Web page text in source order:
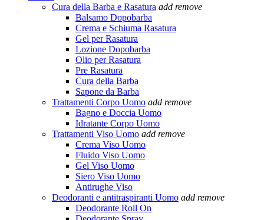
Cura della Barba e Rasatura add remove
Balsamo Dopobarba
Crema e Schiuma Rasatura
Gel per Rasatura
Lozione Dopobarba
Olio per Rasatura
Pre Rasatura
Cura della Barba
Sapone da Barba
Trattamenti Corpo Uomo add remove
Bagno e Doccia Uomo
Idratante Corpo Uomo
Trattamenti Viso Uomo add remove
Crema Viso Uomo
Fluido Viso Uomo
Gel Viso Uomo
Siero Viso Uomo
Antirughe Viso
Deodoranti e antitraspiranti Uomo add remove
Deodorante Roll On